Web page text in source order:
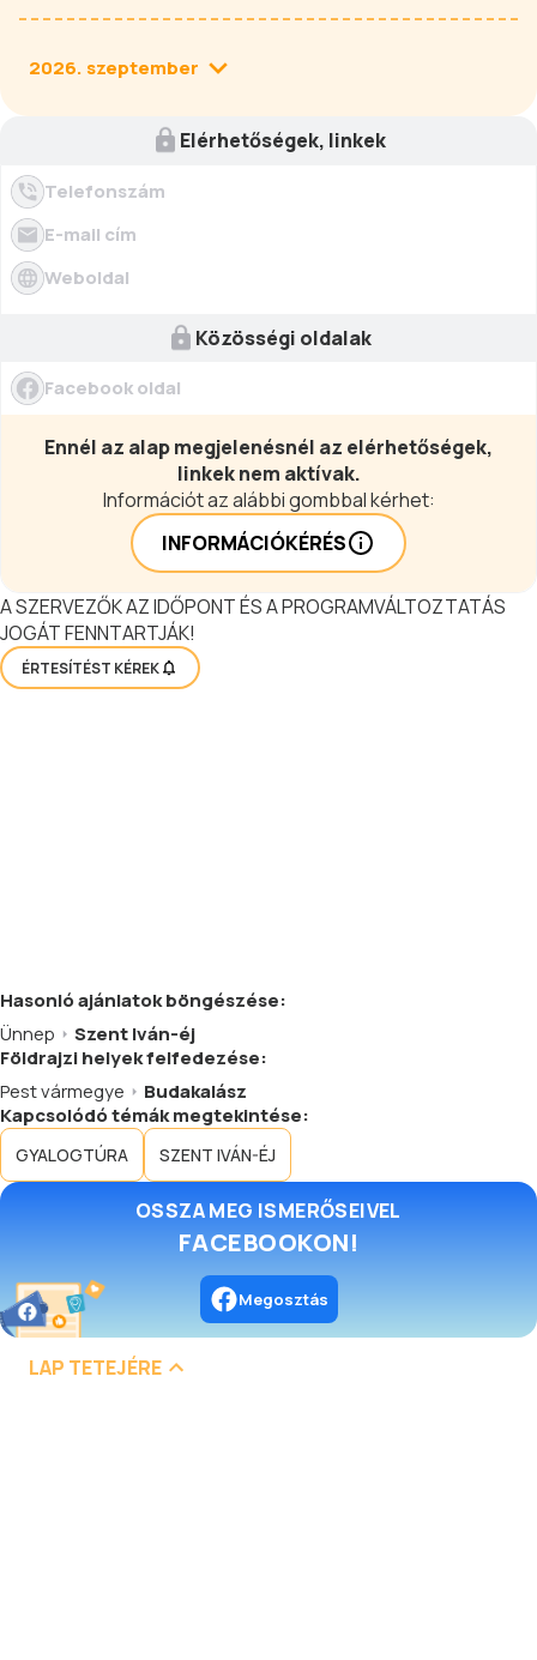
2026. szeptember
Elérhetőségek, linkek
Telefonszám
E-mail cím
Weboldal
Közösségi oldalak
Facebook oldal
Ennél az alap megjelenésnél az elérhetőségek,
linkek nem aktívak.
Információt az alábbi gombbal kérhet:
INFORMÁCIÓKÉRÉS
A SZERVEZŐK AZ IDŐPONT ÉS A PROGRAMVÁLTOZTATÁS
JOGÁT FENNTARTJÁK!
ÉRTESÍTÉST KÉREK
Hasonlóajánlatokböngészése:
Ünnep
Szent Iván-éj
Földrajzi helyek felfedezése:
Pest vármegye
Budakalász
Kapcsolódó témák megtekintése:
GYALOGTÚRA SZENT IVÁN-ÉJ
OSSZA MEG ISMERŐSEIVEL
FACEBOOKON!
Megosztás
LAP TETEJÉRE